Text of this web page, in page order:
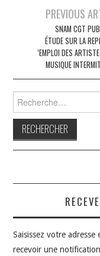
Navigation
articles
PREVIOUS
SNAM CGT
ÉTUDE SUR LA
’EMPLOI DES
MUSIQUE
Saisissez votre
recevoir une